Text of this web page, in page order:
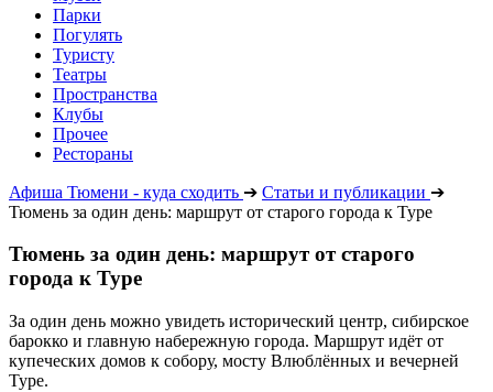
Парки
Погулять
Туристу
Театры
Пространства
Клубы
Прочее
Рестораны
Афиша Тюмени - куда сходить ➔ Статьи и публикации ➔
Тюмень за один день: маршрут от старого города к Туре
Тюмень за один день: маршрут от старого
города к Туре
За один день можно увидеть исторический центр, сибирское
барокко и главную набережную города. Маршрут идёт от
купеческих домов к собору, мосту Влюблённых и вечерней
Туре.